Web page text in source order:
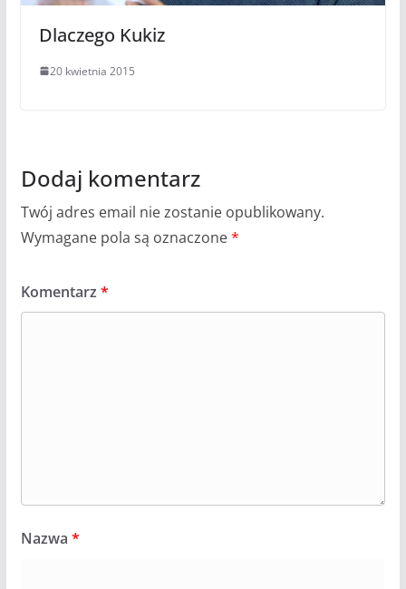
Dlaczego Kukiz
20 kwietnia 2015
Dodaj komentarz
Twój adres email nie zostanie opublikowany.
Wymagane pola są oznaczone*
Komentarz *
Nazwa *